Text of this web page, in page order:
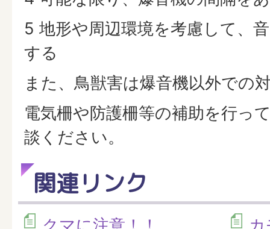
5 地形や周辺環境を考慮して、
する
また、鳥獣害は爆音機以外での
電気柵や防護柵等の補助を行っ
談ください。
関連リンク